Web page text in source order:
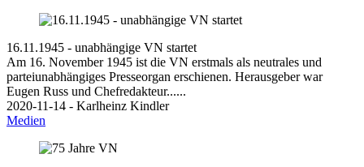
16.11.1945 - unabhängige VN startet
Am 16. November 1945 ist die VN erstmals als neutrales und
parteiunabhängiges Presseorgan erschienen. Herausgeber war
Eugen Russ und Chefredakteur......
2020-11-14 - Karlheinz Kindler
Medien